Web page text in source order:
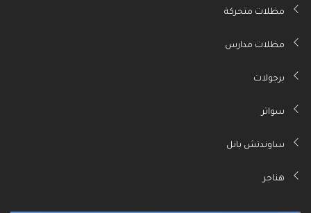
مظلات متحركة
مظلات مدارس
برجولات
سواتر
ساوندتش بانل
هناجر